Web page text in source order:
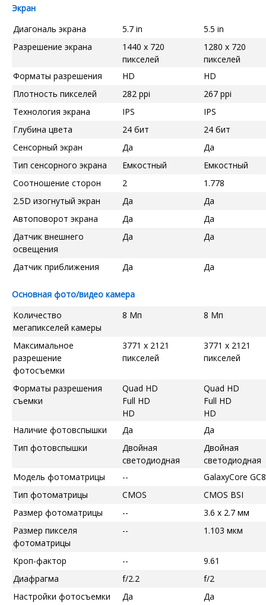
Экран
Диагональ экрана
5.7 in
5.5 in
Разрешение экрана
1440 x 720
пикселей
1280 x 720
пикселей
Форматы разрешения
HD
HD
Плотность пикселей
282 ppi
267 ppi
Технология экрана
IPS
IPS
Глубина цвета
24 бит
24 бит
Сенсорный экран
Да
Да
Тип сенсорного экрана
Емкостный
Емкостный
Соотношение сторон
2
1.778
2.5D изогнутый экран
Да
Да
Автоповорот экрана
Да
Да
Датчик внешнего
освещения
Да Да
Датчик приближения Да Да
Основная фото/видео камера
Количество
мегапикселей камеры
8 Мп 8 Мп
Максимальное
разрешение
фотосъемки
3771 x 2121
пикселей
3771 x 2121
пикселей
Форматы разрешения
съемки
Quad HD
Full HD
HD
Quad HD
Full HD
HD
Наличие фотовспышки
Да
Да
Тип фотовспышки
Двойная
светодиодная
Двойная
светодиодная
Модель фотоматрицы
--
GalaxyCore
Тип фотоматрицы
CMOS
CMOS BSI
Размер фотоматрицы
--
3.6 x 2.7 мм
Размер пикселя
фотоматрицы
-- 1.103 мкм
Кроп-фактор --
9.61
Диафрагма
f/2.2
f/2
Настройки фотосъемки
Да
Да